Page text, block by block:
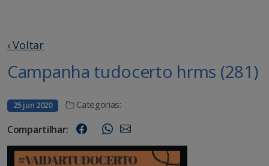
‹ Voltar
Campanha tudocerto hrms (281)
25 jun 2020 Categorias:
Compartilhar: